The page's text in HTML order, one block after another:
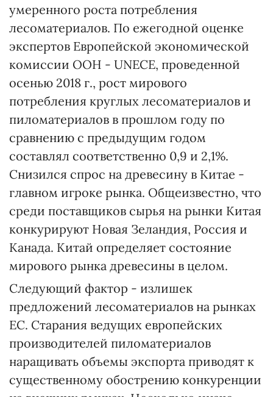
умеренного роста потребления
лесоматериалов. По ежегодной оценке
экспертов Европейской экономической
комиссии ООН - UNECE, проведенной
осенью 2018 г., рост мирового
потребления круглых лесоматериалов и
пиломатериалов в прошлом году по
сравнению с предыдущим годом
составлял соответственно 0,9 и 2,1%.
Снизился спрос на древесину в Китае -
главном игроке рынка. Общеизвестно, что
среди поставщиков сырья на рынки Китая
конкурируют Новая Зеландия, Россия и
Канада. Китай определяет состояние
мирового рынка древесины в целом.
Следующий фактор - излишек
предложений лесоматериалов на рынках
ЕС. Старания ведущих европейских
производителей пиломатериалов
наращивать объемы экспорта приводят к
существенному обострению конкуренции